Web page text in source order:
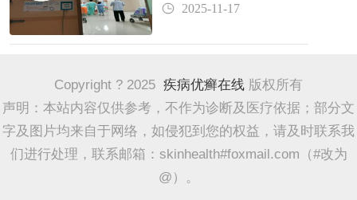
2025-11-17
Copyright ? 2025 疾病优癣在线 版权所有
声明：本站内容仅供参考，不作为诊断及医疗依据；部分文
字及图片均来自于网络，如侵犯到您的权益，请及时联系我
们进行处理，联系邮箱：skinhealth#foxmail.com（#改为
@）。